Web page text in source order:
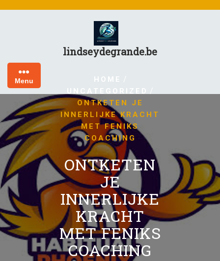
lindseydegrande.be
Menu HOME /
UNCATEGORIZED /
ONTKETEN JE
INNERLIJKE KRACHT
MET FENIKS
COACHING
ONTKETEN
JE
INNERLIJKE
KRACHT
MET FENIKS
COACHING